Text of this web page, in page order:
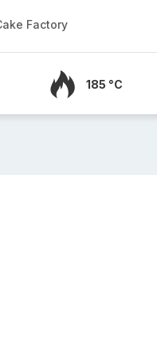
Factory
185 °C